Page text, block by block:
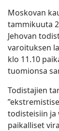
Moskovan
tammikuuta
Jehovan
varoituksen
klo 11.10
tuomionsa
Todistajien
todisteisiin ja
paikalliset